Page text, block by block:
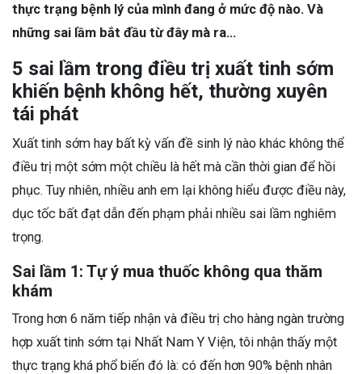
thực trạng bệnh lý của mình đang ở mức độ nào. Và
những sai lầm bắt đầu từ đây mà ra…
5 sai lầm trong điều trị xuất tinh sớm
khiến bệnh không hết, thường xuyên
tái phát
Xuất tinh sớm hay bất kỳ vấn đề sinh lý nào khác không thể
điều trị một sớm một chiều là hết mà cần thời gian để hồi
phục. Tuy nhiên, nhiều anh em lại không hiểu được điều này,
dục tốc bất đạt dẫn đến phạm phải nhiều sai lầm nghiêm
trọng.
Sai lầm 1: Tự ý mua thuốc không qua thăm
khám
Trong hơn 6 năm tiếp nhận và điều trị cho hàng ngàn trường
hợp xuất tinh sớm tại Nhất Nam Y Viện, tôi nhận thấy một
thực trạng khá phổ biến đó là: có đến hơn 90% bệnh nhân